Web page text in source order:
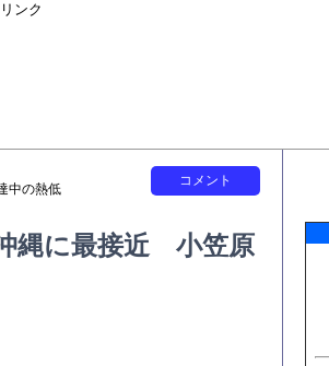
ンク
コメント
中の熱低
縄に最接近 小笠原